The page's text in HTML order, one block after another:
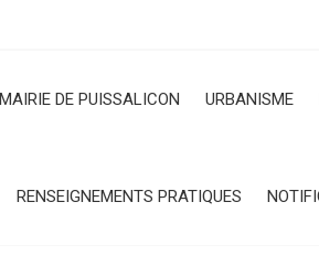
MAIRIE DE PUISSALICON URBANISME
RENSEIGNEMENTS PRATIQUES